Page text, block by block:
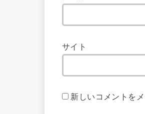
サイト
新しいコメントを